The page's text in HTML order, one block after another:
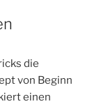
die
von Beginn
einen